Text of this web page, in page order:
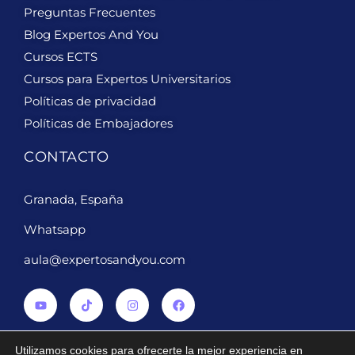
Preguntas Frecuentes
Blog Expertos And You
Cursos ECTS
Cursos para Expertos Universitarios
Políticas de privacidad
Políticas de Embajadores
CONTACTO
Granada, España
Whatsapp
aula@expertosandyou.com
Utilizamos cookies para ofrecerte la mejor experiencia en